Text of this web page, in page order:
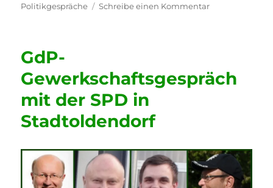
Politikgespräche
Schreibe einen Kommentarzu
Landesspitze
der
GdP-
Gewerkschaftsgespräch
mit der SPD in
Stadtoldendorf